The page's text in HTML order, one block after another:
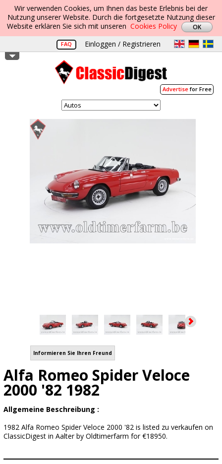
Wir verwenden Cookies, um Ihnen das beste Erlebnis bei der
Nutzung unserer Website. Durch die fortgesetzte Nutzung dieser
Website erklären Sie sich mit unseren Cookies Policy
FAQ Einloggen / Registrieren
Advertisefor Free
Informieren Sie Ihren Freund
Alfa Romeo Spider Veloce
2000 '82 1982
Allgemeine Beschreibung :
1982 Alfa Romeo Spider Veloce 2000 '82 is listed zu verkaufen on
ClassicDigest in Aalter by Oldtimerfarm for €18950.